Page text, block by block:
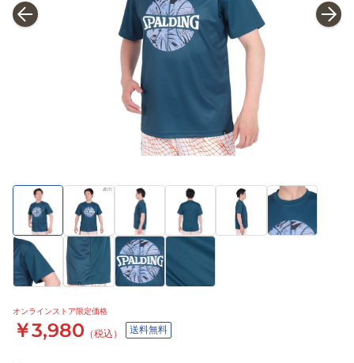
オンラインストア限定価格
￥3,980 （税込） 送料無料